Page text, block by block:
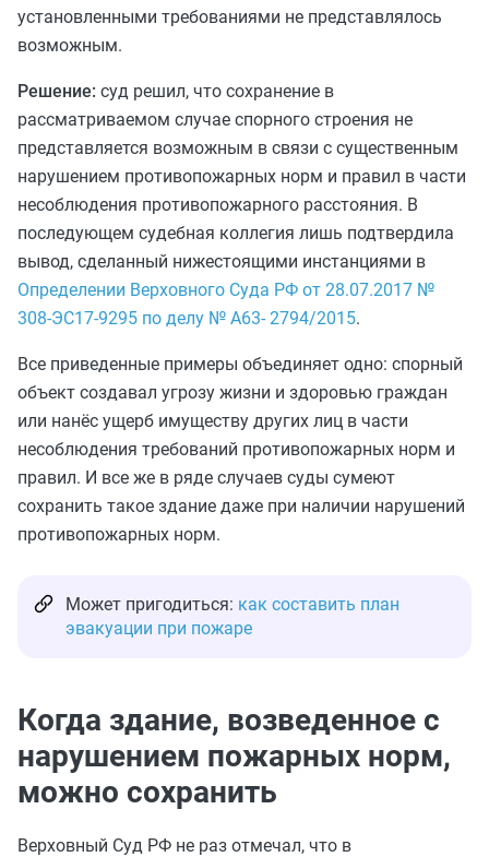
установленными требованиями не представлялось
возможным.
Решение: суд решил, что сохранение в
рассматриваемом случае спорного строения не
представляется возможным в связи с существенным
нарушением противопожарных норм и правил в части
несоблюдения противопожарного расстояния. В
последующем судебная коллегия лишь подтвердила
вывод, сделанный нижестоящими инстанциями в
Определении Верховного Суда РФ от 28.07.2017 №
308-ЭС17-9295 по делу № А63- 2794/2015.
Все приведенные примеры объединяет одно: спорный
объект создавал угрозу жизни и здоровью граждан
или нанёс ущерб имуществу других лиц в части
несоблюдения требований противопожарных норм и
правил. И все же в ряде случаев суды сумеют
сохранить такое здание даже при наличии нарушений
противопожарных норм.
Может пригодиться: как составить план
эвакуации при пожаре
Когда здание, возведенное с
нарушением пожарных норм,
можно сохранить
Верховный Суд РФ не раз отмечал, что в